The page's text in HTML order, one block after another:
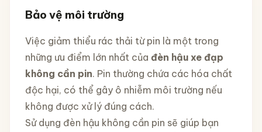
Bảo vệ môi trường
Việc giảm thiểu rác thải từ pin là một trong
những ưu điểm lớn nhất của đèn hậu xe đạp
không cần pin. Pin thường chứa các hóa chất
độc hại, có thể gây ô nhiễm môi trường nếu
không được xử lý đúng cách.
Sử dụng đèn hậu không cần pin sẽ giúp bạn